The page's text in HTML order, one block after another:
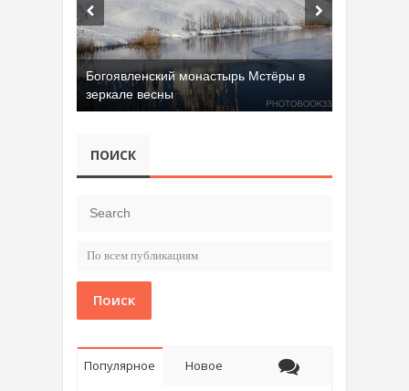
Богоявленский монастырь Мстёры в
зеркале весны
ПОИСК
Поиск
Популярное Новое